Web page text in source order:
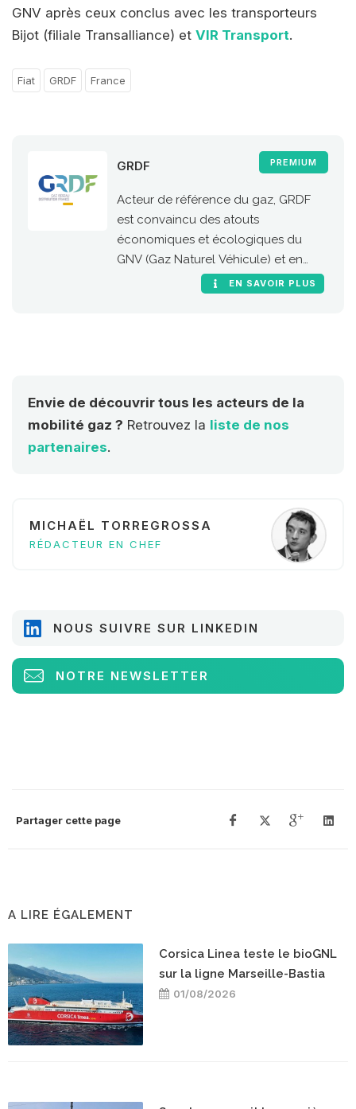
GNV après ceux conclus avec les transporteurs
Bijot (filiale Transalliance) et VIR Transport.
Fiat GRDF France
PREMIUM
GRDF
Acteur de référence du gaz, GRDF
est convaincu des atouts
économiques et écologiques du
GNV (Gaz Naturel Véhicule) et en
particulier de sa version 100 %
EN SAVOIR PLUS
Envie de découvrir tous les acteurs de la
mobilité gaz ? Retrouvez la liste de nos
partenaires.
MICHAËL TORREGROSSA
RÉDACTEUR EN CHEF
NOUS SUIVRE SUR LINKEDIN
NOTRE NEWSLETTER
Partager cette page
A LIRE ÉGALEMENT
Corsica Linea teste le bioGNL
sur la ligne Marseille-Bastia
01/08/2026